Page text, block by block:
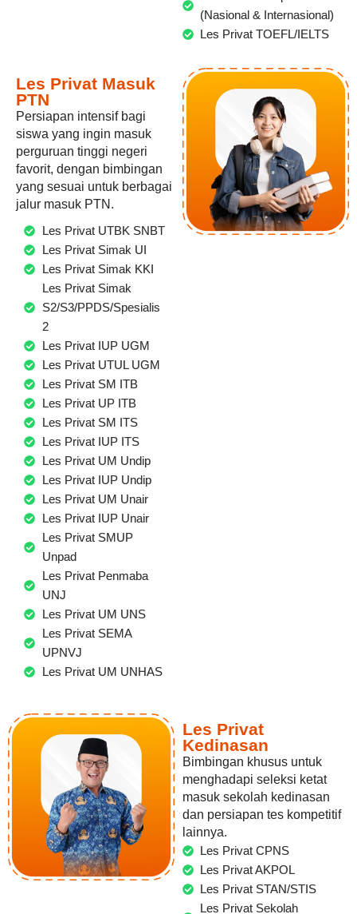
(Nasional & Internasional)
Les Privat TOEFL/IELTS
Les Privat Masuk
PTN
Persiapan intensif bagi
siswa yang ingin masuk
perguruan tinggi negeri
favorit, dengan bimbingan
yang sesuai untuk berbagai
jalur masuk PTN.
Les Privat UTBK SNBT
Les Privat Simak UI
Les Privat Simak KKI
Les Privat Simak
S2/S3/PPDS/Spesialis
2
Les Privat IUP UGM
Les Privat UTUL UGM
Les Privat SM ITB
Les Privat UP ITB
Les Privat SM ITS
Les Privat IUP ITS
Les Privat UM Undip
Les Privat IUP Undip
Les Privat UM Unair
Les Privat IUP Unair
Les Privat SMUP
Unpad
Les Privat Penmaba
UNJ
Les Privat UM UNS
Les Privat SEMA
UPNVJ
Les Privat UM UNHAS
Les Privat
Kedinasan
Bimbingan khusus untuk
menghadapi seleksi ketat
masuk sekolah kedinasan
dan persiapan tes kompetitif
lainnya.
Les Privat CPNS
Les Privat AKPOL
Les Privat STAN/STIS
Les Privat Sekolah